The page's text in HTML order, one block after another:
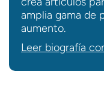
amplia gama de
aumento.
Leer biografía